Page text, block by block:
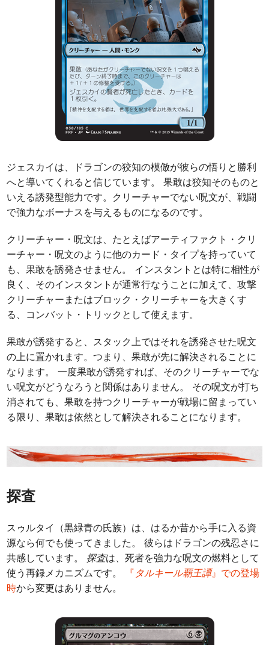
ジェスカイは、ドラゴンの狡知の模倣が彼らの悟りと勝利
へと導いてくれると信じています。 果敢は狡知そのものと
いえる誘発型能力です。クリーチャーでない呪文が、戦闘
で強力なボーナスを与えるものになるのです。
クリーチャー・呪文は、たとえばアーティファクト・クリ
ーチャー・呪文のように他のカード・タイプを持っていて
も、果敢を誘発させません。 インスタントとは特に相性が
良く、そのインスタントが通常行なうことに加えて、攻撃
クリーチャーまたはブロック・クリーチャーを大きくす
る、コンバット・トリックとして使えます。
果敢が誘発すると、スタック上ではそれを誘発させた呪文
の上に置かれます。つまり、果敢が先に解決されることに
なります。 一度果敢が誘発すれば、そのクリーチャーでな
い呪文がどうなろうと関係はありません。 その呪文が打ち
消されても、果敢を持つクリーチャーが戦場に留まってい
る限り、果敢は依然として解決されることになります。
探査
スゥルタイ（黒緑青の氏族）は、はるか昔から手に入る資
源なら何でも使ってきました。 彼らはドラゴンの残忍さに
共感しています。 探査は、死者を強力な呪文の燃料として
使う再録メカニズムです。
『タルキール覇王譚』での登場
時から変更はありません。